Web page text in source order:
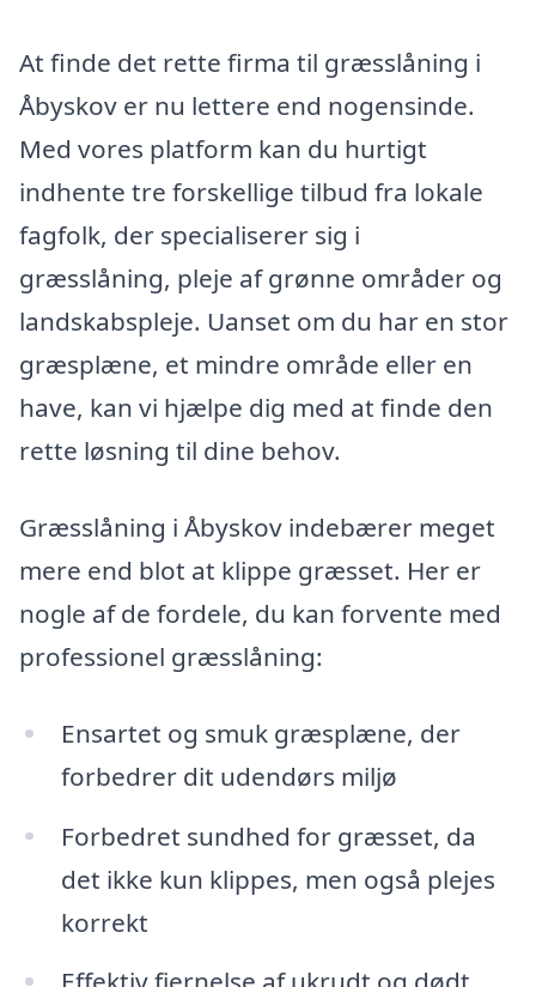
At finde det rette firma til græsslåning i
Åbyskov er nu lettere end nogensinde.
Med vores platform kan du hurtigt
indhente tre forskellige tilbud fra lokale
fagfolk, der specialiserer sig i
græsslåning, pleje af grønne områder og
landskabspleje. Uanset om du har en stor
græsplæne, et mindre område eller en
have, kan vi hjælpe dig med at finde den
rette løsning til dine behov.
Græsslåning i Åbyskov indebærer meget
mere end blot at klippe græsset. Her er
nogle af de fordele, du kan forvente med
professionel græsslåning:
Ensartet og smuk græsplæne, der
forbedrer dit udendørs miljø
Forbedret sundhed for græsset, da
det ikke kun klippes, men også plejes
korrekt